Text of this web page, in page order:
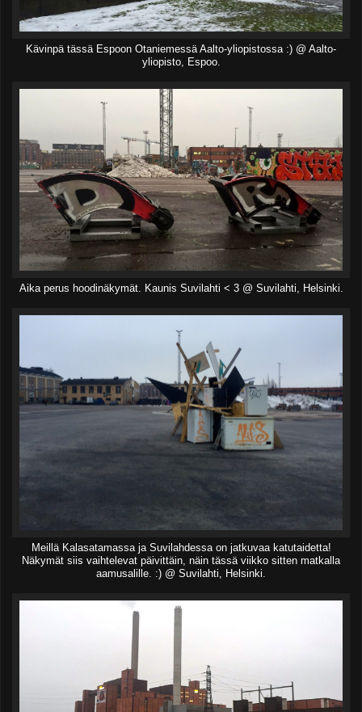
Kävinpä tässä Espoon Otaniemessä Aalto-yliopistossa :) @ Aalto-
yliopisto, Espoo.
Aika perus hoodinäkymät. Kaunis Suvilahti < 3 @ Suvilahti, Helsinki.
Meillä Kalasatamassa ja Suvilahdessa on jatkuvaa katutaidetta!
Näkymät siis vaihtelevat päivittäin, näin tässä viikko sitten matkalla
aamusalille. :) @ Suvilahti, Helsinki.